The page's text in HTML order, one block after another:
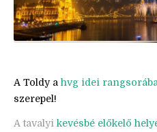
A Toldy a hvg idei
szerepel!
A tavalyi kevésbé előkelő